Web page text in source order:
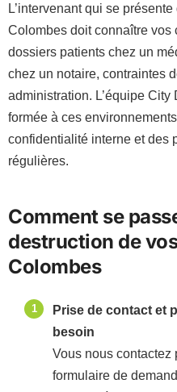
L’intervenant qui se
Colombes doit connaître vos
dossiers patients chez un
chez un notaire, contraintes
administration. L’équipe
formée à ces
confidentialité interne et des
régulières.
Comment se
destruction de
Colombes
Prise de contact et
besoin
Vous nous contactez
formulaire de